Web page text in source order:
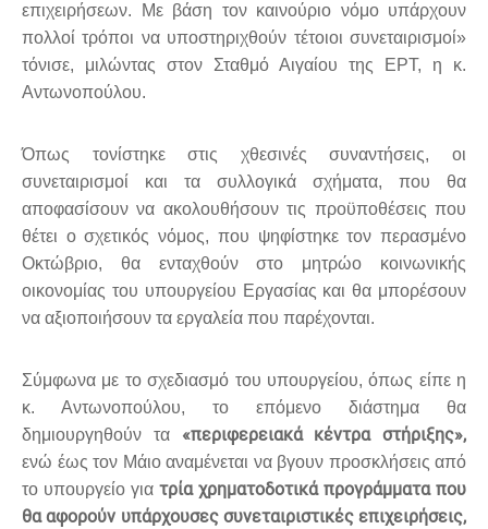
επιχειρήσεων. Με βάση τον καινούριο νόμο υπάρχουν
πολλοί τρόποι να υποστηριχθούν τέτοιοι συνεταιρισμοί»
τόνισε, μιλώντας στον Σταθμό Αιγαίου της ΕΡΤ, η κ.
Αντωνοπούλου.
Όπως τονίστηκε στις χθεσινές συναντήσεις, οι
συνεταιρισμοί και τα συλλογικά σχήματα, που θα
αποφασίσουν να ακολουθήσουν τις προϋποθέσεις που
θέτει ο σχετικός νόμος, που ψηφίστηκε τον περασμένο
Οκτώβριο, θα ενταχθούν στο μητρώο κοινωνικής
οικονομίας του υπουργείου Εργασίας και θα μπορέσουν
να αξιοποιήσουν τα εργαλεία που παρέχονται.
Σύμφωνα με το σχεδιασμό του υπουργείου, όπως είπε η
κ. Αντωνοπούλου, το επόμενο διάστημα θα
δημιουργηθούν τα «περιφερειακά κέντρα στήριξης»,
ενώ έως τον Μάιο αναμένεται να βγουν προσκλήσεις από
το υπουργείο για τρία χρηματοδοτικά προγράμματα που
θα αφορούν υπάρχουσες συνεταιριστικές επιχειρήσεις,